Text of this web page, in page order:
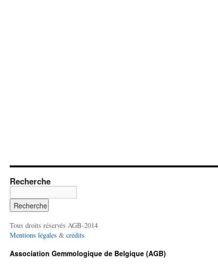
Recherche
Tous droits réservés AGB-2014
Mentions légales & crédits
Association Gemmologique de Belgique (AGB)